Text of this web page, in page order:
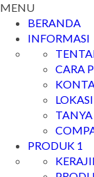
MENU
BERANDA
INFORMASI
CARA
PRODUK 1